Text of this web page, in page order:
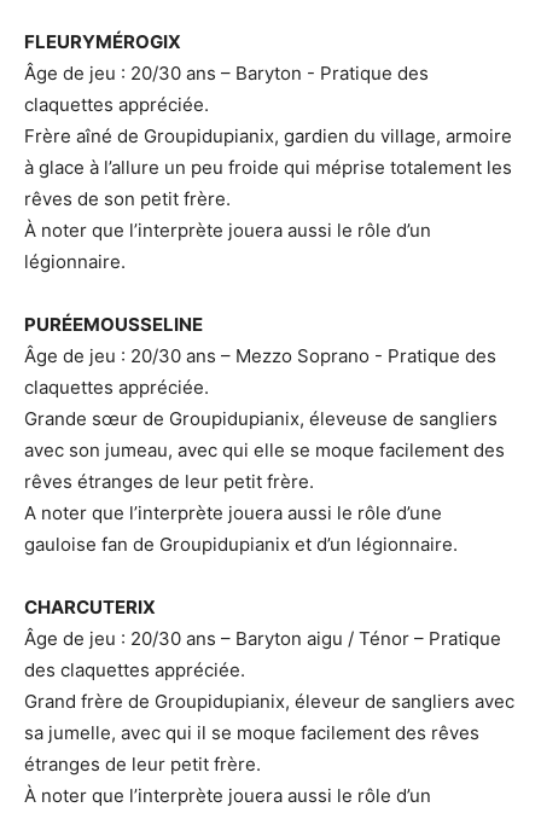
FLEURYMÉROGIX
Âge de jeu : 20/30 ans – Baryton - Pratique des
claquettes appréciée.
Frère aîné de Groupidupianix, gardien du village, armoire
à glace à l’allure un peu froide qui méprise totalement les
rêves de son petit frère.
À noter que l’interprète jouera aussi le rôle d’un
légionnaire.
PURÉEMOUSSELINE
Âge de jeu : 20/30 ans – Mezzo Soprano - Pratique des
claquettes appréciée.
Grande sœur de Groupidupianix, éleveuse de sangliers
avec son jumeau, avec qui elle se moque facilement des
rêves étranges de leur petit frère.
A noter que l’interprète jouera aussi le rôle d’une
gauloise fan de Groupidupianix et d’un légionnaire.
CHARCUTERIX
Âge de jeu : 20/30 ans – Baryton aigu / Ténor – Pratique
des claquettes appréciée.
Grand frère de Groupidupianix, éleveur de sangliers avec
sa jumelle, avec qui il se moque facilement des rêves
étranges de leur petit frère.
À noter que l’interprète jouera aussi le rôle d’un